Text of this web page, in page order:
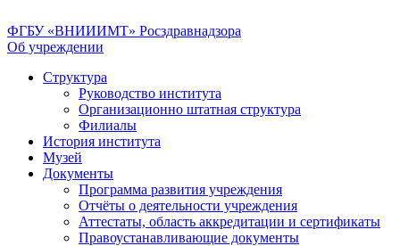
ФГБУ «ВНИИИМТ» Росздравнадзора
Об учреждении
Структура
Руководство института
Организационно штатная структура
Филиалы
История института
Музей
Документы
Программа развития учреждения
Отчёты о деятельности учреждения
Аттестаты, область аккредитации и сертификаты
Правоустанавливающие документы